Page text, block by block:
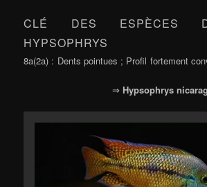
CLÉ DES ESPÈCES
HYPSOPHRYS
8a(2a) : Dents pointues ; Profil
⇒ Hypsophrys